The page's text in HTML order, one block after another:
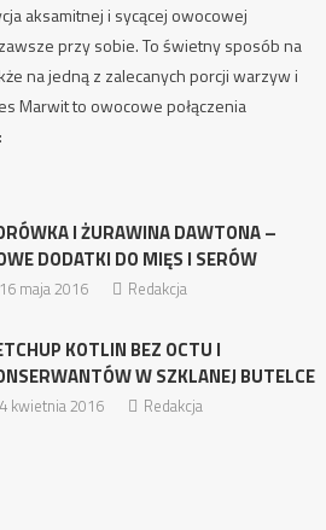
aksamitnej i sycącej owocowej
przy sobie. To świetny sposób na
na jedną z zalecanych porcji warzyw i
Marwit to owocowe połączenia
I ŻURAWINA DAWTONA –
DODATKI DO MIĘS I SERÓW
16 maja 2016 Redakcja
KOTLIN BEZ OCTU I
W SZKLANEJ BUTELCE
4 kwietnia 2016 Redakcja